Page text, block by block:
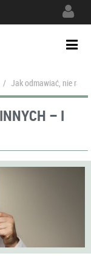
/ Jak odmawiać, nie
– I